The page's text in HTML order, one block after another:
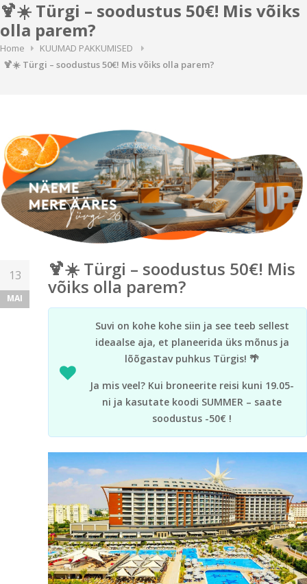
🍹☀️ Türgi – soodustus 50€! Mis võiks
olla parem?
Home
KUUMAD PAKKUMISED
🍹☀️ Türgi – soodustus 50€! Mis võiks olla parem?
13
MAI
🍹☀️ Türgi – soodustus 50€! Mis
võiks olla parem?
Suvi on kohe kohe siin ja see teeb sellest
ideaalse aja, et planeerida üks mõnus ja
lõõgastav puhkus Türgis! 🌴
Ja mis veel? Kui broneerite reisi kuni 19.05-
ni ja kasutate koodi SUMMER – saate
soodustus -50€ !